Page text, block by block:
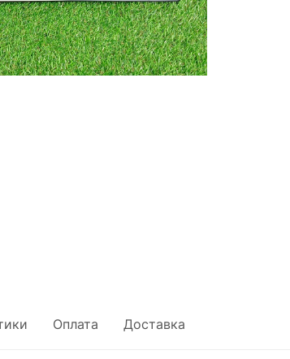
Оплата Доставка